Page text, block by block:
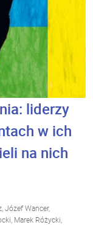
liderzy
w ich
na nich
Józef Wancer,
Marek Różycki,